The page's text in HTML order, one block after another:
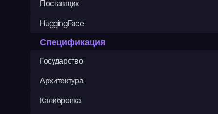
Поставщик
HuggingFace
Спецификация
Государство
Архитектура
Калибровка